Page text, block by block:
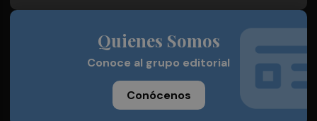
Quienes Somos
Conoce al grupo editorial
Conócenos